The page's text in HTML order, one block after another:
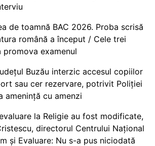
de toamnă BAC 2026. Proba scrisă
română a început / Cele trei
examenul
Buzău interzic accesul copiilor
sau cer rezervare, potrivit Poliției
amenință cu amenzi
la Religie au fost modificate,
directorul Centrului Național
și Evaluare: Nu s-a pus niciodată